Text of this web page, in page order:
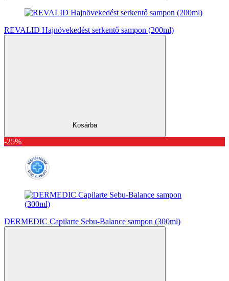
REVALID Hajnövekedést serkentő sampon (200ml)
Kosárba
-25%
DERMEDIC Capilarte Sebu-Balance sampon (300ml)